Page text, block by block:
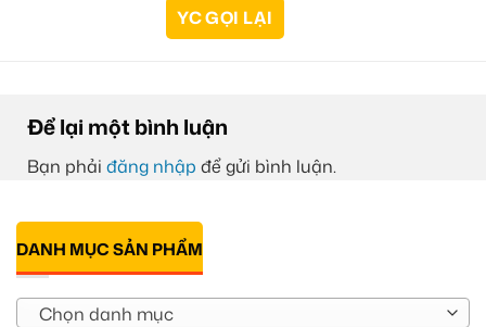
Để lại một bình luận
Bạn phải đăng nhập để gửi bình luận.
DANH MỤC SẢN PHẨM
Chọn danh mục